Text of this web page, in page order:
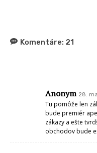
Komentáre: 21
Anonym 28.
Tu pomôže len
bude premiér
zákazy a ešte
obchodov bude